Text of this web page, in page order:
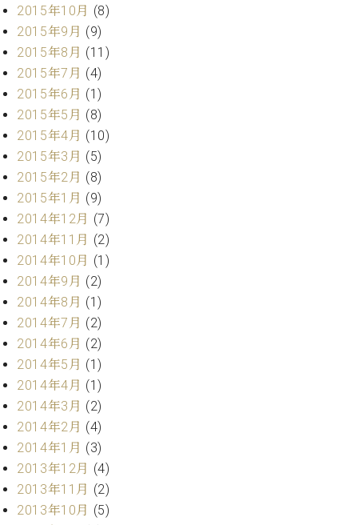
2015年10月 (8)
2015年9月 (9)
2015年8月 (11)
2015年7月 (4)
2015年6月 (1)
2015年5月 (8)
2015年4月 (10)
2015年3月 (5)
2015年2月 (8)
2015年1月 (9)
2014年12月 (7)
2014年11月 (2)
2014年10月 (1)
2014年9月 (2)
2014年8月 (1)
2014年7月 (2)
2014年6月 (2)
2014年5月 (1)
2014年4月 (1)
2014年3月 (2)
2014年2月 (4)
2014年1月 (3)
2013年12月 (4)
2013年11月 (2)
2013年10月 (5)